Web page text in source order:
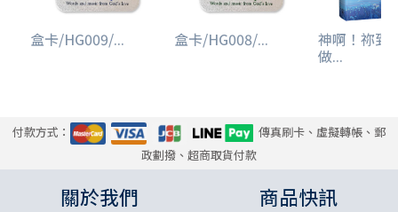
盒卡/HG009/... 盒卡/HG008/... 神啊！祢到
做...
付款方式：
傳真刷卡、虛擬轉帳、郵
政劃撥、超商取貨付款
關於我們 商品快訊